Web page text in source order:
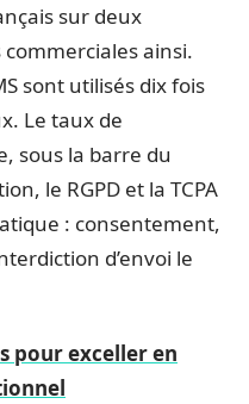
sur deux
ainsi.
sont utilisés dix fois
Le taux de
sous la barre du
le RGPD et la TCPA
: consentement,
d’envoi le
pour exceller en